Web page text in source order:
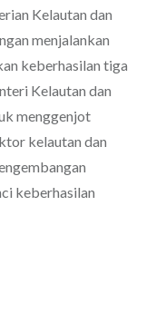
Kelautan dan
menjalankan
keberhasilan tiga
Kelautan dan
menggenjot
kelautan dan
keberhasilan